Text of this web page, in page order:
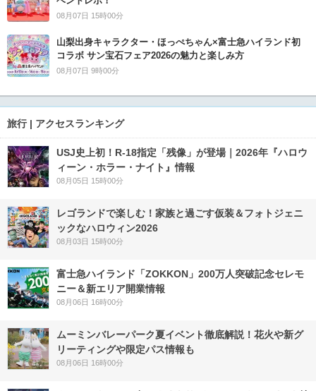
08月07日 15時00分
山梨出身キャラクター・ほっぺちゃん×富士急ハイランド初
コラボ サン宝石フェア2026の魅力と楽しみ方
08月07日 9時00分
旅行 | アクセスランキング
USJ史上初！R-18指定「残像」が登場｜2026年『ハロウ
ィーン・ホラー・ナイト』情報
08月05日 15時00分
レゴランドで楽しむ！家族と過ごす仮装＆フォトジェニ
ックなハロウィン2026
08月03日 15時00分
富士急ハイランド「ZOKKON」200万人突破記念セレモ
ニー＆新エリア開業情報
08月06日 16時00分
ムーミンバレーパーク夏イベント徹底解説！花火や新グ
リーティングや限定パス情報も
08月06日 16時00分